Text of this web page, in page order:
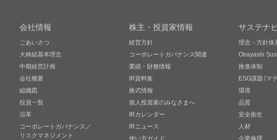
会社情報
ごあいさつ
大林組基本理念
中期経営計画
会社概要
組織図
役員一覧
沿革
コーポレートガバナンス／
リスクマネジメント
株主・投資家情報
経営方針
コーポレートガバナンス関連
業績・財務情報
IR資料集
株式情報
個人投資家のみなさまへ
IRカレンダー
IRニュース
使い方ガイド
サステナ
理念・方針体
Obayashi
推進体制
ESG課題（マ
環境
品質
安全衛生
人材
企業倫理